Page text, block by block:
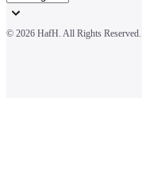
© 2026 HafH. All Rights Reserved.